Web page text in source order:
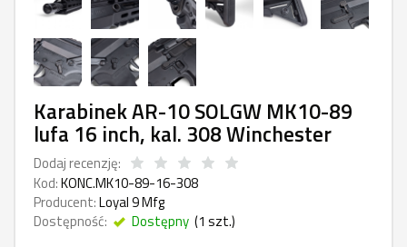
Karabinek AR-10 SOLGW MK10-89
lufa 16 inch, kal. 308 Winchester
Dodaj recenzję:
Kod:KONC.MK10-89-16-308
Producent:Loyal 9 Mfg
Dostępność:
Dostępny (1 szt.)